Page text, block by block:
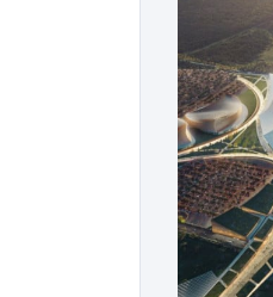
ربع
الأولى